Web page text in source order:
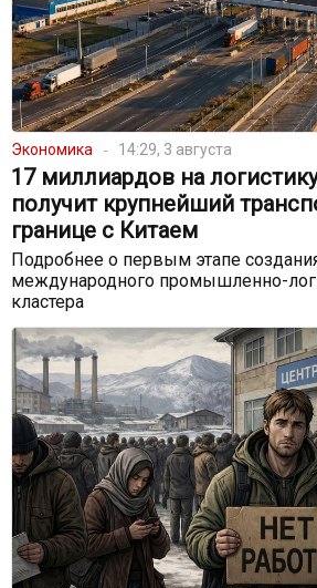
Экономика 14:29, 3 августа
17 миллиардов на
получит крупнейший
границе с Китаем
Подробнее о первым этапе
международного промышленно-
кластера